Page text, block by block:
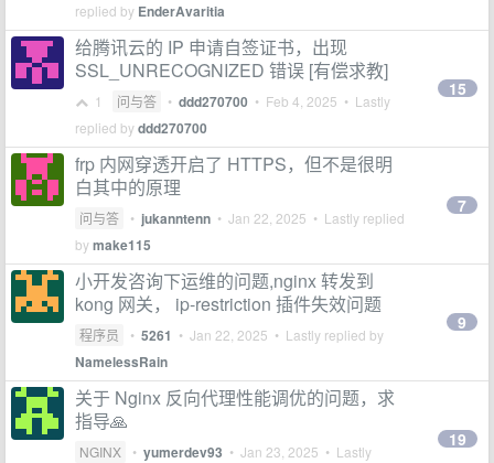
replied by EnderAvaritia
给腾讯云的 IP 申请自签证书，出现
SSL_UNRECOGNIZED 错误 [有偿求教]
1 问与答 • ddd270700 • Feb 4, 2025 • Lastly
replied byddd270700
15
frp 内网穿透开启了 HTTPS，但不是很明
白其中的原理
问与答 • jukanntenn • Jan 22, 2025 • Lastly replied
bymake115
7
小开发咨询下运维的问题,nginx 转发到
kong 网关， ip-restriction 插件失效问题
程序员 • 5261 • Jan 22, 2025 • Lastly replied by
NamelessRain
9
关于 Nginx 反向代理性能调优的问题，求
指导🙏
NGINX • yumerdev93 • Jan 23, 2025 • Lastly
19